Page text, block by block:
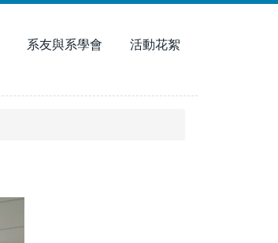
系友與系學會 活動花絮